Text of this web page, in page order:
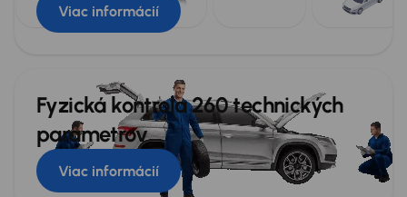
ASR
Všeobecné
Lakťová opierka
Viac informácií
Fyzická kontrola 260 technických
parametrov
Viac informácií